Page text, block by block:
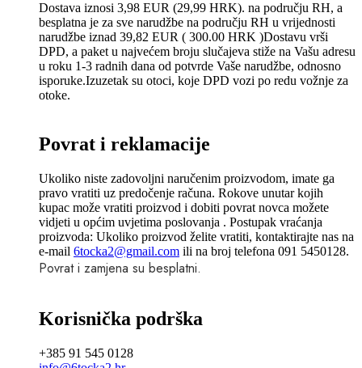
Dostava iznosi 3,98 EUR (29,99 HRK). na području RH, a
besplatna je za sve narudžbe na području RH u vrijednosti
narudžbe iznad 39,82 EUR ( 300.00 HRK )Dostavu vrši
DPD, a paket u najvećem broju slučajeva stiže na Vašu adresu
u roku 1-3 radnih dana od potvrde Vaše narudžbe, odnosno
isporuke.Izuzetak su otoci, koje DPD vozi po redu vožnje za
otoke.
Povrat i reklamacije
Ukoliko niste zadovoljni naručenim proizvodom, imate ga
pravo vratiti uz predočenje računa. Rokove unutar kojih
kupac može vratiti proizvod i dobiti povrat novca možete
vidjeti u općim uvjetima poslovanja . Postupak vraćanja
proizvoda: Ukoliko proizvod želite vratiti, kontaktirajte nas na
e-mail 6tocka2@gmail.com ili na broj telefona 091 5450128.
Povrat i zamjena su besplatni.
Korisnička podrška
+385 91 545 0128